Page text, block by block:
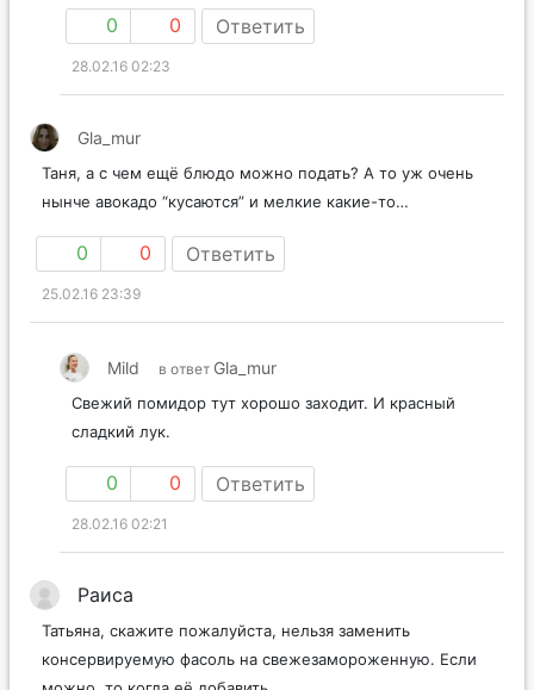
0 0 Ответить
28.02.16 02:23
Gla_mur
Таня, а с чем ещё блюдо можно подать? А то уж очень
нынче авокадо “кусаются” и мелкие какие-то…
0 0 Ответить
25.02.16 23:39
Mild в ответ Gla_mur
Свежий помидор тут хорошо заходит. И красный
сладкий лук.
0 0 Ответить
28.02.16 02:21
Раиса
Татьяна, скажите пожалуйста, нельзя заменить
консервируемую фасоль на свежезамороженную. Если